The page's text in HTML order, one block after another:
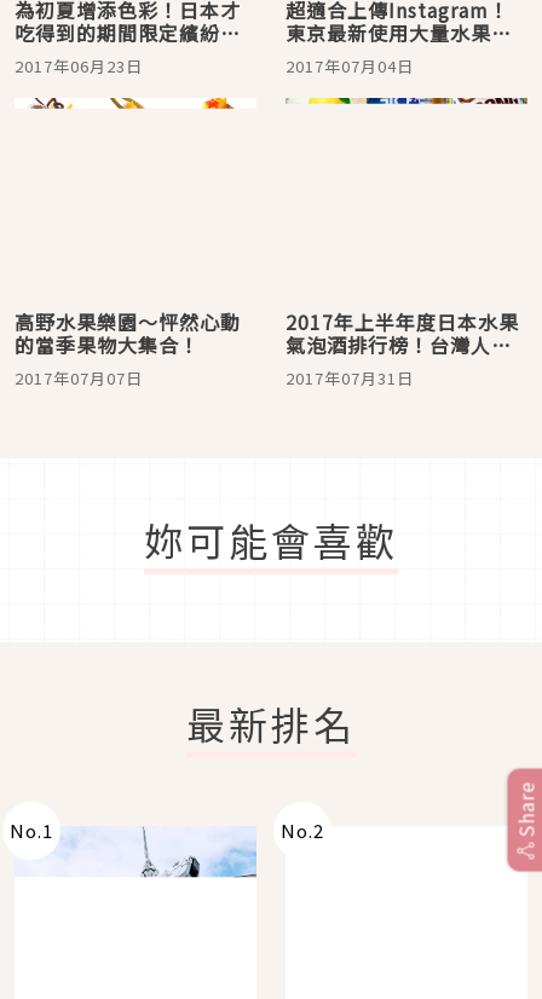
為初夏增添色彩！日本才
吃得到的期間限定繽紛水
果系甜品大介紹
2017年06月23日
超適合上傳Instagram！
東京最新使用大量水果的
巨大聖代「水果聖代」3選
2017年07月04日
高野水果樂園～怦然心動
的當季果物大集合！
2017年07月07日
2017年上半年度日本水果
氣泡酒排行榜！台灣人都
知道的品牌也上榜啦！
2017年07月31日
妳可能會喜歡
最新排名
No.1 No.2 Share